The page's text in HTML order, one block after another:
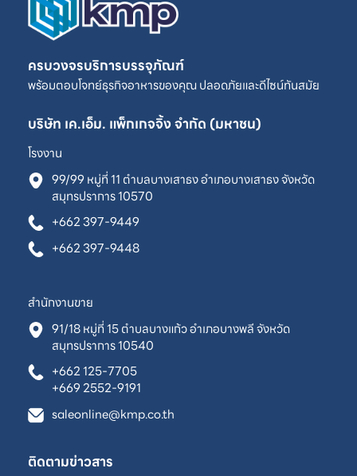
ครบวงจรบริการบรรจุภัณฑ์
พร้อมตอบโจทย์ธุรกิจอาหารของคุณ ปลอดภัยและดีไซน์ทันสมัย
บริษัท เค.เอ็ม. แพ็กเกจจิ้ง จำกัด (มหาชน)
โรงงาน
99/99 หมู่ที่ 11 ตำบลบางเสาธง อำเภอบางเสาธง จังหวัด
สมุทรปราการ 10570
+662 397-9449
+662 397-9448
สำนักงานขาย
91/18 หมู่ที่ 15 ตำบลบางแก้ว อำเภอบางพลี จังหวัด
สมุทรปราการ 10540
+662 125-7705
+669 2552-9191
saleonline@kmp.co.th
ติดตามข่าวสาร